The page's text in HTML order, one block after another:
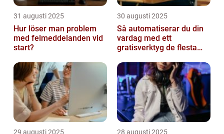
31 augusti 2025
Hur löser man problem
med felmeddelanden vid
start?
30 augusti 2025
Så automatiserar du din
vardag med ett
gratisverktyg de flesta
29 augusti 2025 28 augusti 2025